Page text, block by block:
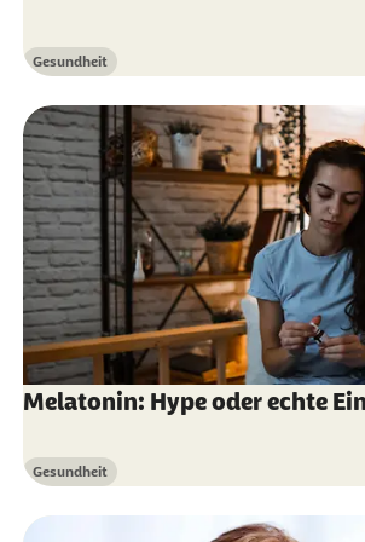
Kategorie
Gesundheit
Melatonin: Hype oder echte
Kategorie
Gesundheit